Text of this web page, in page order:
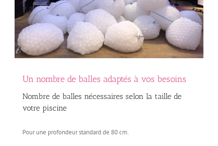
Un nombre de balles adaptés à vos besoins
Nombre de balles nécessaires selon la taille de
votre piscine
Pour une profondeur standard de 80 cm.